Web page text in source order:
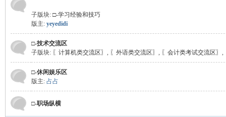
子版块: □-学习经验和技巧
版主: yeyedidi
□-技术交流区
子版块: 〖计算机类交流区〗 , 〖外语类交流区〗 , 〖会计类考试交流区〗 ,
□-休闲娱乐区
版主: 占占
□-职场纵横